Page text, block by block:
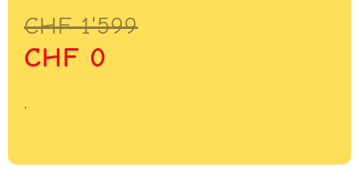
CHF1'599
Ursprünglicher
Preis
war:
CHF 1'599
CHF 0
Aktueller
Preis
ist:
CHF 0.
.